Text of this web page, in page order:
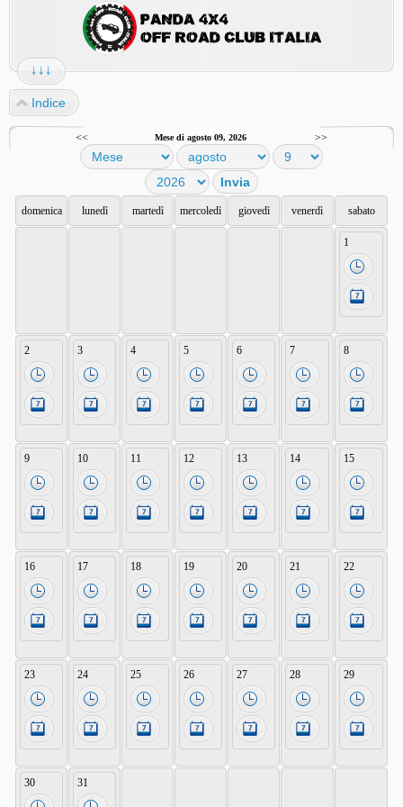
↓↓↓
Indice
<< Mese di agosto 09, 2026 >>
domenica lunedì martedì mercoledì giovedì venerdì sabato
1
2 3 4 5 6 7 8
9 10 11 12 13 14 15
16 17 18 19 20 21 22
23 24 25 26 27 28 29
30 31